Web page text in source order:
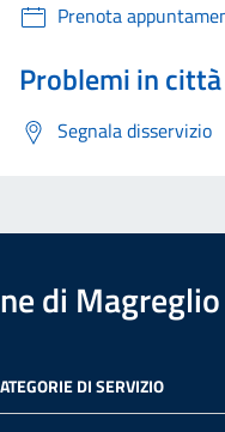
Prenota
Problemi in città
Segnala disservizio
di Magreglio
DI SERVIZIO